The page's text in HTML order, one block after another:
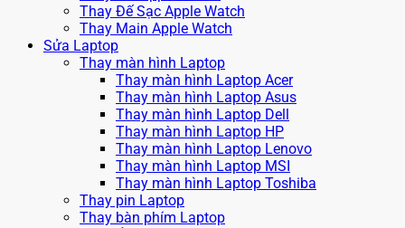
Thay Đế Sạc Apple Watch
Thay Main Apple Watch
Sửa Laptop
Thay màn hình Laptop
Thay màn hình Laptop Acer
Thay màn hình Laptop Asus
Thay màn hình Laptop Dell
Thay màn hình Laptop HP
Thay màn hình Laptop Lenovo
Thay màn hình Laptop MSI
Thay màn hình Laptop Toshiba
Thay pin Laptop
Thay bàn phím Laptop